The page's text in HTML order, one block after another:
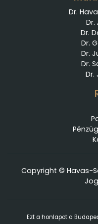
Dr.
Dr.
Dr.
Dr.
Dr.
Dr.
Copyright © Havas-
Ezt a honlapot a